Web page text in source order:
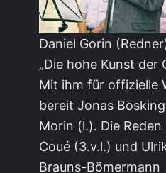
Daniel Gorin
„Die hohe Kunst der
Mit ihm für offizielle
bereit Jonas
Morin (l.). Die
Coué (3.v.l.) und
Brauns-Bömermann